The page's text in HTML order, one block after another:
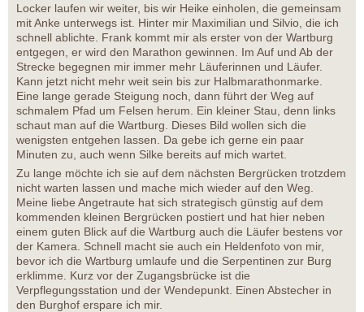
Locker laufen wir weiter, bis wir Heike einholen, die gemeinsam
mit Anke unterwegs ist. Hinter mir Maximilian und Silvio, die ich
schnell ablichte. Frank kommt mir als erster von der Wartburg
entgegen, er wird den Marathon gewinnen. Im Auf und Ab der
Strecke begegnen mir immer mehr Läuferinnen und Läufer.
Kann jetzt nicht mehr weit sein bis zur Halbmarathonmarke.
Eine lange gerade Steigung noch, dann führt der Weg auf
schmalem Pfad um Felsen herum. Ein kleiner Stau, denn links
schaut man auf die Wartburg. Dieses Bild wollen sich die
wenigsten entgehen lassen. Da gebe ich gerne ein paar
Minuten zu, auch wenn Silke bereits auf mich wartet.
Zu lange möchte ich sie auf dem nächsten Bergrücken trotzdem
nicht warten lassen und mache mich wieder auf den Weg.
Meine liebe Angetraute hat sich strategisch günstig auf dem
kommenden kleinen Bergrücken postiert und hat hier neben
einem guten Blick auf die Wartburg auch die Läufer bestens vor
der Kamera. Schnell macht sie auch ein Heldenfoto von mir,
bevor ich die Wartburg umlaufe und die Serpentinen zur Burg
erklimme. Kurz vor der Zugangsbrücke ist die
Verpflegungsstation und der Wendepunkt. Einen Abstecher in
den Burghof erspare ich mir.